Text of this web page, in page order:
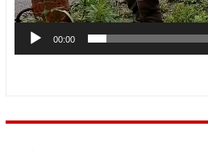
00:00